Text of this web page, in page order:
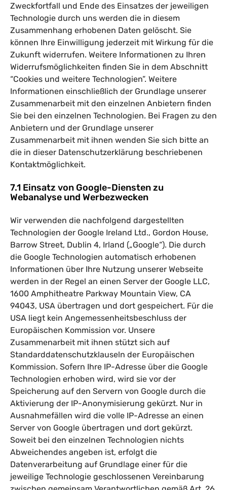
Zweckfortfall und Ende des Einsatzes der jeweiligen
Technologie durch uns werden die in diesem
Zusammenhang erhobenen Daten gelöscht. Sie
können Ihre Einwilligung jederzeit mit Wirkung für die
Zukunft widerrufen. Weitere Informationen zu Ihren
Widerrufsmöglichkeiten finden Sie in dem Abschnitt
“Cookies und weitere Technologien”. Weitere
Informationen einschließlich der Grundlage unserer
Zusammenarbeit mit den einzelnen Anbietern finden
Sie bei den einzelnen Technologien. Bei Fragen zu den
Anbietern und der Grundlage unserer
Zusammenarbeit mit ihnen wenden Sie sich bitte an
die in dieser Datenschutzerklärung beschriebenen
Kontaktmöglichkeit.
7.1 Einsatz von Google-Diensten zu
Webanalyse und Werbezwecken
Wir verwenden die nachfolgend dargestellten
Technologien der Google Ireland Ltd., Gordon House,
Barrow Street, Dublin 4, Irland („Google“). Die durch
die Google Technologien automatisch erhobenen
Informationen über Ihre Nutzung unserer Webseite
werden in der Regel an einen Server der Google LLC,
1600 Amphitheatre Parkway Mountain View, CA
94043, USA übertragen und dort gespeichert. Für die
USA liegt kein Angemessenheitsbeschluss der
Europäischen Kommission vor. Unsere
Zusammenarbeit mit ihnen stützt sich auf
Standarddatenschutzklauseln der Europäischen
Kommission. Sofern Ihre IP-Adresse über die Google
Technologien erhoben wird, wird sie vor der
Speicherung auf den Servern von Google durch die
Aktivierung der IP-Anonymisierung gekürzt. Nur in
Ausnahmefällen wird die volle IP-Adresse an einen
Server von Google übertragen und dort gekürzt.
Soweit bei den einzelnen Technologien nichts
Abweichendes angeben ist, erfolgt die
Datenverarbeitung auf Grundlage einer für die
jeweilige Technologie geschlossenen Vereinbarung